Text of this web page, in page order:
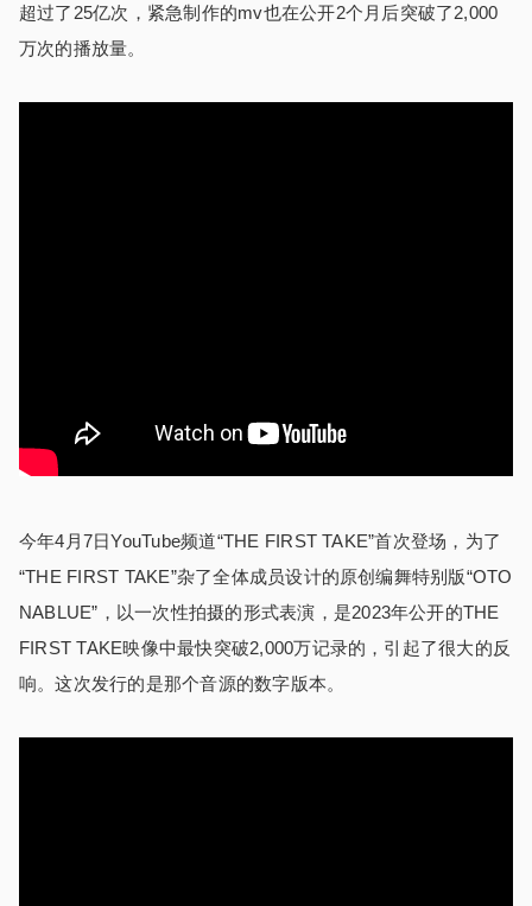
超过了25亿次，紧急制作的mv也在公开2个月后突破了2,000
万次的播放量。
今年4月7日YouTube频道“THE FIRST TAKE”首次登场，为了
“THE FIRST TAKE”杂了全体成员设计的原创编舞特别版“OTO
NABLUE”，以一次性拍摄的形式表演，是2023年公开的THE
FIRST TAKE映像中最快突破2,000万记录的，引起了很大的反
响。这次发行的是那个音源的数字版本。